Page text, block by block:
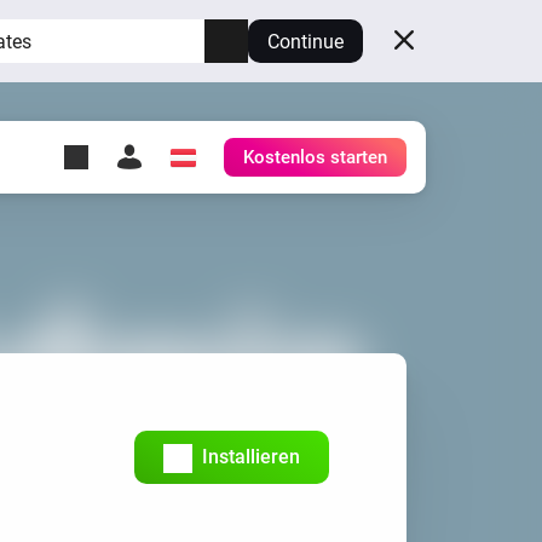
Continue
Lass Homey auf deiner
Kostenlos starten
Installieren